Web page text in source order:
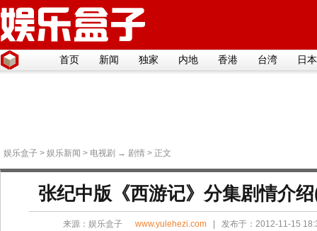
首页 新闻 独家 内地 香港 台湾 日本
娱乐盒子 > 娱乐新闻 > 电视剧 → 剧情 > 正文
张纪中版《西游记》分集剧情介
来源： 娱乐盒子 www.yulehezi.com | 发布于：2012-11-15